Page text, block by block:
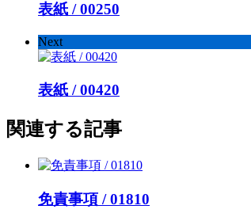
表紙 / 00250
Next
表紙 / 00420
関連する記事
免責事項 / 01810